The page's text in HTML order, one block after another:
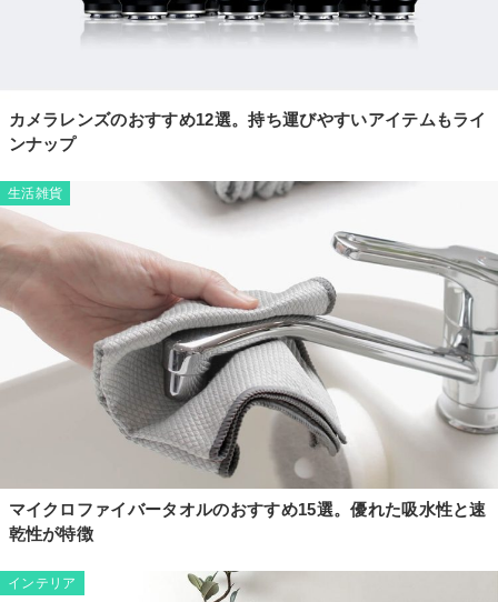
カメラレンズのおすすめ12選。持ち運びやすいアイテムもライ
ンナップ
生活雑貨
マイクロファイバータオルのおすすめ15選。優れた吸水性と速
乾性が特徴
インテリア